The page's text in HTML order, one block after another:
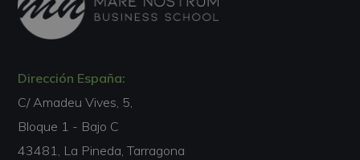
Dirección España:
C/ Amadeu Vives, 5,
Bloque 1 - Bajo C
43481, La Pineda, Tarragona